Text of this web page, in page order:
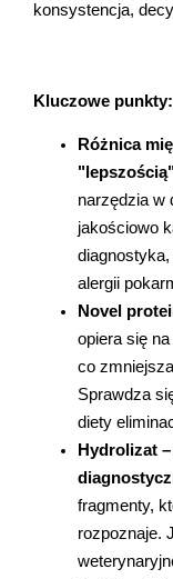
Marki
konsystencja,
Kluczowe punkty:
Różnica
narzędzia w
jakościowo
alergii
Novel
opiera się na
co
Sprawdza
diety
Hydrolizat
fragmenty,
rozpoznaje.